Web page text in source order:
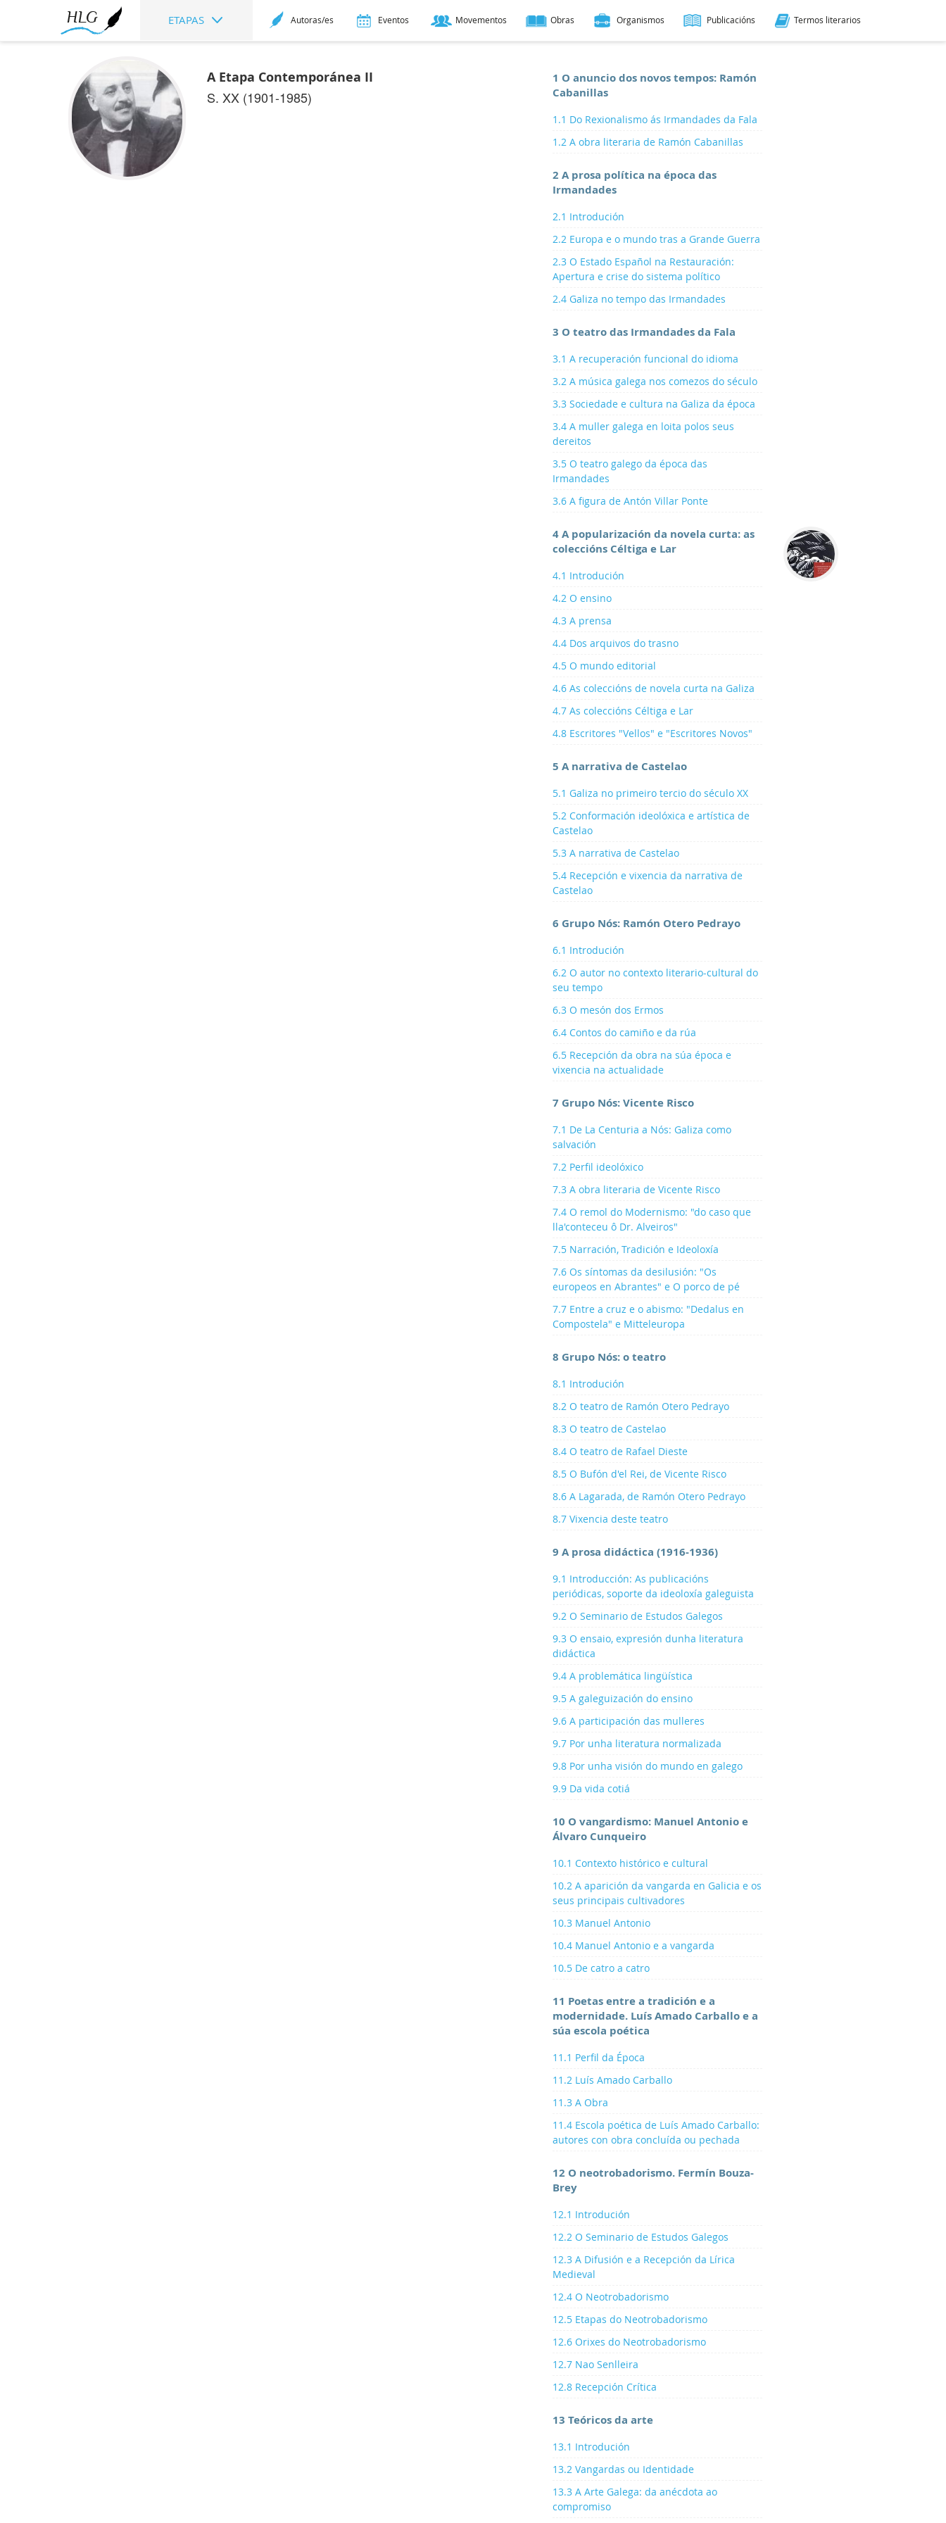
ETAPAS Autoras/es Eventos Movementos Obras Organismos Publicacións Termos literarios
A Etapa Contemporánea II
S. XX (1901-1985)
1 O anuncio dos novos tempos: Ramón
Cabanillas
1.1 Do Rexionalismo ás Irmandades da Fala
1.2 A obra literaria de Ramón Cabanillas
2 A prosa política na época das
Irmandades
2.1 Introdución
2.2 Europa e o mundo tras a Grande Guerra
2.3 O Estado Español na Restauración:
Apertura e crise do sistema político
2.4 Galiza no tempo das Irmandades
3 O teatro das Irmandades da Fala
3.1 A recuperación funcional do idioma
3.2 A música galega nos comezos do século
3.3 Sociedade e cultura na Galiza da época
3.4 A muller galega en loita polos seus
dereitos
3.5 O teatro galego da época das
Irmandades
3.6 A figura de Antón Villar Ponte
4 A popularización da novela curta: as
coleccións Céltiga e Lar
4.1 Introdución
4.2 O ensino
4.3 A prensa
4.4 Dos arquivos do trasno
4.5 O mundo editorial
4.6 As coleccións de novela curta na Galiza
4.7 As coleccións Céltiga e Lar
4.8 Escritores "Vellos" e "Escritores Novos"
5 A narrativa de Castelao
5.1 Galiza no primeiro tercio do século XX
5.2 Conformación ideolóxica e artística de
Castelao
5.3 A narrativa de Castelao
5.4 Recepción e vixencia da narrativa de
Castelao
6 Grupo Nós: Ramón Otero Pedrayo
6.1 Introdución
6.2 O autor no contexto literario-cultural do
seu tempo
6.3 O mesón dos Ermos
6.4 Contos do camiño e da rúa
6.5 Recepción da obra na súa época e
vixencia na actualidade
7 Grupo Nós: Vicente Risco
7.1 De La Centuria a Nós: Galiza como
salvación
7.2 Perfil ideolóxico
7.3 A obra literaria de Vicente Risco
7.4 O remol do Modernismo: "do caso que
lla'conteceu ô Dr. Alveiros"
7.5 Narración, Tradición e Ideoloxía
7.6 Os síntomas da desilusión: "Os
europeos en Abrantes" e O porco de pé
7.7 Entre a cruz e o abismo: "Dedalus en
Compostela" e Mitteleuropa
8 Grupo Nós: o teatro
8.1 Introdución
8.2 O teatro de Ramón Otero Pedrayo
8.3 O teatro de Castelao
8.4 O teatro de Rafael Dieste
8.5 O Bufón d'el Rei, de Vicente Risco
8.6 A Lagarada, de Ramón Otero Pedrayo
8.7 Vixencia deste teatro
9 A prosa didáctica (1916-1936)
9.1 Introducción: As publicacións
periódicas, soporte da ideoloxía galeguista
9.2 O Seminario de Estudos Galegos
9.3 O ensaio, expresión dunha literatura
didáctica
9.4 A problemática lingüística
9.5 A galeguización do ensino
9.6 A participación das mulleres
9.7 Por unha literatura normalizada
9.8 Por unha visión do mundo en galego
9.9 Da vida cotiá
10 O vangardismo: Manuel Antonio e
Álvaro Cunqueiro
10.1 Contexto histórico e cultural
10.2 A aparición da vangarda en Galicia e os
seus principais cultivadores
10.3 Manuel Antonio
10.4 Manuel Antonio e a vangarda
10.5 De catro a catro
11 Poetas entre a tradición e a
modernidade. Luís Amado Carballo e a
súa escola poética
11.1 Perfil da Época
11.2 Luís Amado Carballo
11.3 A Obra
11.4 Escola poética de Luís Amado Carballo:
autores con obra concluída ou pechada
12 O neotrobadorismo. Fermín Bouza-
Brey
12.1 Introdución
12.2 O Seminario de Estudos Galegos
12.3 A Difusión e a Recepción da Lírica
Medieval
12.4 O Neotrobadorismo
12.5 Etapas do Neotrobadorismo
12.6 Orixes do Neotrobadorismo
12.7 Nao Senlleira
12.8 Recepción Crítica
13 Teóricos da arte
13.1 Introdución
13.2 Vangardas ou Identidade
13.3 A Arte Galega: da anécdota ao
compromiso